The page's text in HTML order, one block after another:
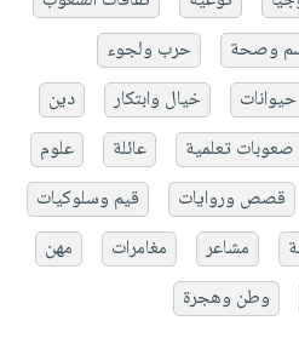
وصحة
حرب ولجوء
حيوانات خيال وابتكار
دين
صعوبات تعلمية عائلة
علوم
قصص وروايات
قيم وسلوكيات
مشاعر مغامرات
مهن
وطن وهجرة